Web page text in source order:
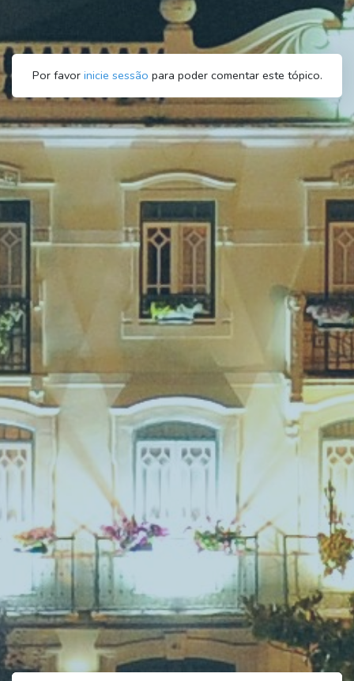
Por favor inicie sessão para poder comentar este tópico.